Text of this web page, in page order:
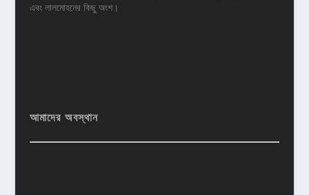
এবং লালমোহনের কিছু অংশ।
আমাদের অবস্থান